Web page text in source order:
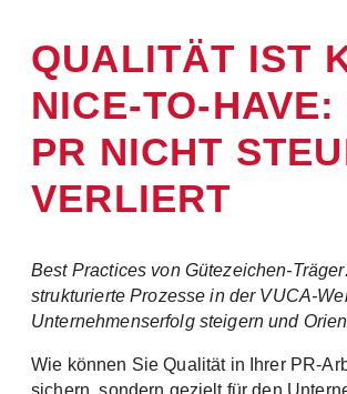
QUALITÄT IST
NICE-TO-HAVE:
PR NICHT
VERLIERT
Best Practices von Gütezeichen-
strukturierte Prozesse in der VUCA-
Unternehmenserfolg steigern und
Wie können Sie Qualität in Ihrer PR-